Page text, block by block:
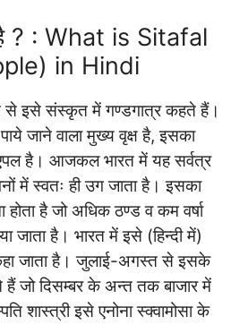
? : What is Sitafal
in Hindi
से इसे संस्कृत में गण्डगात्र कहते हैं।
जाने वाला मुख्य वृक्ष है, इसका
है। आजकल भारत में यह सर्वत्र
में स्वतः ही उग जाता है। इसका
है जो अधिक ठण्ड व कम वर्षा
जाता है। भारत में इसे (हिन्दी में)
जाता है। जुलाई-अगस्त से इसके
जो दिसम्बर के अन्त तक बाजार में
शास्त्री इसे एनोना स्क्वामोसा के